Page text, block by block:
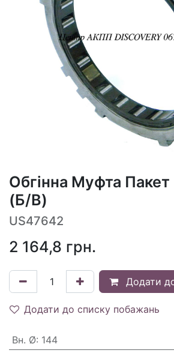
Обгінна Муфта
(Б/В)
US47642
2 164,8 грн.
Додати
Додати до списку побажань
Вн. Ø: 144